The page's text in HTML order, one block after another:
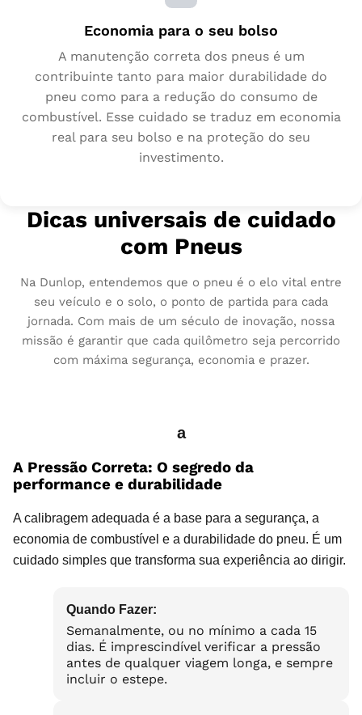
Economia para o seu bolso
A manutenção correta dos pneus é um
contribuinte tanto para maior durabilidade do
pneu como para a redução do consumo de
combustível. Esse cuidado se traduz em economia
real para seu bolso e na proteção do seu
investimento.
Dicas universais de cuidado
com Pneus
Na Dunlop, entendemos que o pneu é o elo vital entre
seu veículo e o solo, o ponto de partida para cada
jornada. Com mais de um século de inovação, nossa
missão é garantir que cada quilômetro seja percorrido
com máxima segurança, economia e prazer.
a
A Pressão Correta: O segredo da
performance e durabilidade
A calibragem adequada é a base para a segurança, a
economia de combustível e a durabilidade do pneu. É um
cuidado simples que transforma sua experiência ao dirigir.
Quando Fazer:
Semanalmente, ou no mínimo a cada 15
dias. É imprescindível verificar a pressão
antes de qualquer viagem longa, e sempre
incluir o estepe.